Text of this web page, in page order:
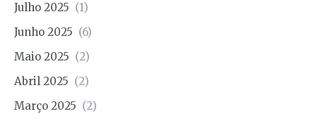
Julho 2025 (1)
Junho 2025 (6)
Maio 2025 (2)
Abril 2025 (2)
Março 2025 (2)